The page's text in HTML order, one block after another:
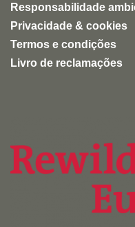
Responsabilidade
Privacidade & cookies
Termos e condições
Livro de reclamações